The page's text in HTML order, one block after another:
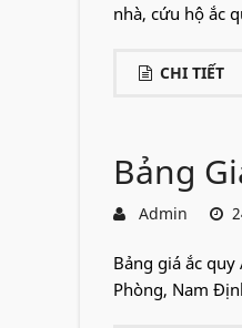
nhà, cứu hộ ắc
CHI TIẾT
Bảng
Admin
Bảng giá ắc
Phòng, Nam